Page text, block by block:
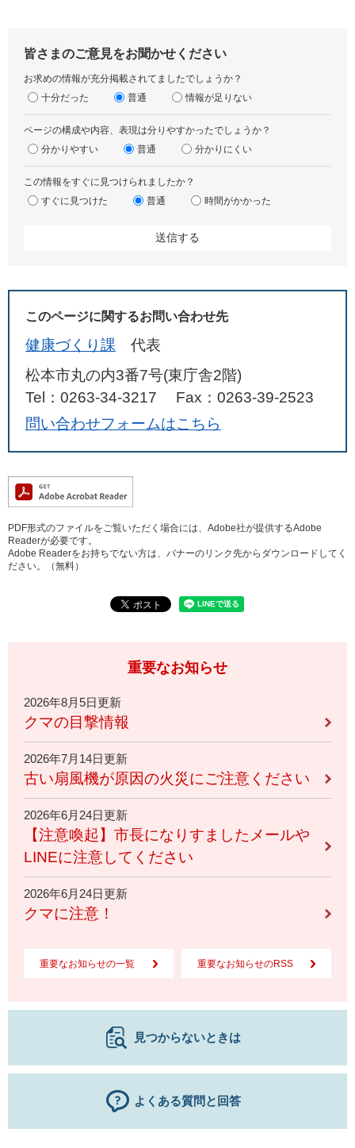
皆さまのご意見をお聞かせください
お求めの情報が充分掲載されてましたでしょうか？
十分だった
普通 情報が足りない
ページの構成や内容、表現は分りやすかったでしょうか？
分かりやすい
普通 分かりにくい
この情報をすぐに見つけられましたか？
すぐに見つけた
普通 時間がかかった
このページに関するお問い合わせ先
健康づくり課
代表
松本市丸の内3番7号(東庁舎2階)
Tel：0263-34-3217
Fax：0263-39-2523
問い合わせフォームはこちら
PDF形式のファイルをご覧いただく場合には、Adobe社が提供するAdobe
Readerが必要です。
Adobe Readerをお持ちでない方は、バナーのリンク先からダウンロードしてく
ださい。（無料）
重要なお知らせ
2026年8月5日更新
クマの目撃情報
2026年7月14日更新
古い扇風機が原因の火災にご注意ください
2026年6月24日更新
【注意喚起】市長になりすましたメールや
LINEに注意してください
2026年6月24日更新
クマに注意！
重要なお知らせの一覧 重要なお知らせのRSS
見つからないときは
よくある質問と回答